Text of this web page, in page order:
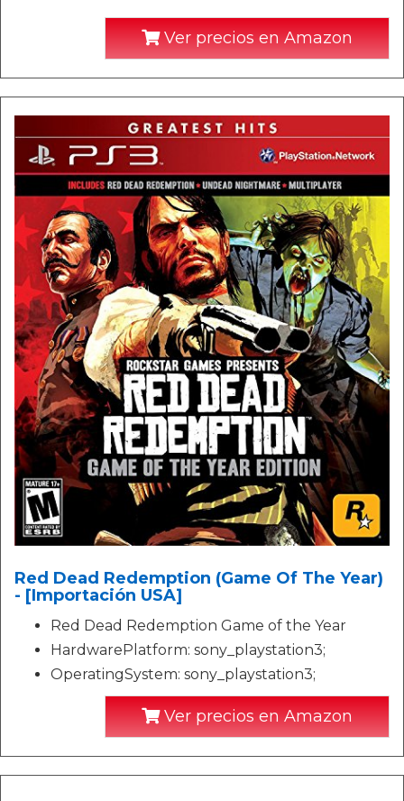
Ver precios en Amazon
Red Dead Redemption (Game Of The Year)
- [Importación USA]
Red Dead Redemption Game of the Year
HardwarePlatform: sony_playstation3;
OperatingSystem: sony_playstation3;
Ver precios en Amazon